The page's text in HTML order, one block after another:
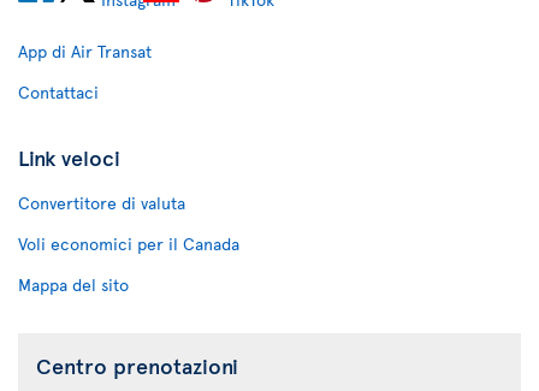
App di Air Transat
Contattaci
Link veloci
Convertitore di valuta
Voli economici per il Canada
Mappa del sito
Centro prenotazioni